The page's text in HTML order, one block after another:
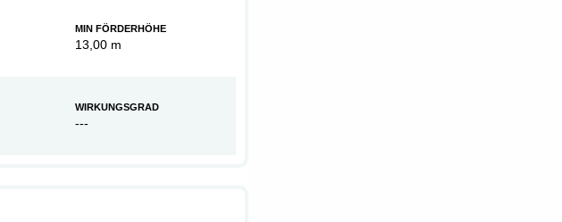
MIN FÖRDERHÖHE
13,00 m
WIRKUNGSGRAD
---